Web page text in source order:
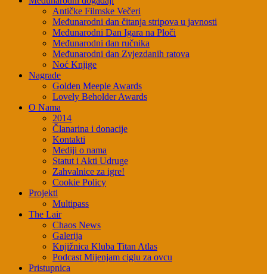
Antičke Filmske Večeri
Međunarodni dan čitanja stripova u javnosti
Međunarodni Dan Igara na Ploči
Međunarodni dan ručnika
Međunarodni dan Zvjezdanih ratova
Noć Knjige
Nagrade
Golden Meeple Awards
Lovely Beholder Awards
O Nama
2014
Članarina i donacije
Kontakti
Mediji o nama
Statut i Akti Udruge
Zahvalnice za igre!
Cookie Policy
Projekti
Multipass
The Lair
Chaos News
Galerija
Knjižnica Kluba Titan Atlas
Podcast Mijenjam ciglu za ovcu
Pristupnica